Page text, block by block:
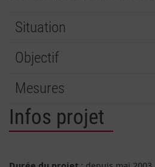
Situation
Objectif
Mesures
Infos projet